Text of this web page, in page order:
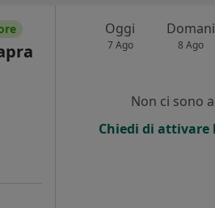
Oggi
7 Ago
Domani
8 Ago
Non ci sono
Chiedi di